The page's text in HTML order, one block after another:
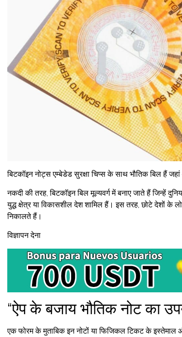
बिटकॉइन नोट्स एम्बेडेड सुरक्षा चिप्स के साथ भौतिक बिल हैं
नकदी की तरह, बिटकॉइन बिल मूल्यवर्ग में बनाए जाते हैं जिन्हें
युद्ध क्षेत्र या विकासशील देश शामिल हैं। इस तरह, छोटे देशों के
निकालते हैं।
विज्ञापन देना
“ऐप के बजाय भौतिक नोट का
एक फोरम के मुताबिक इन नोटों या फिजिकल टिकट के इस्तेमाल